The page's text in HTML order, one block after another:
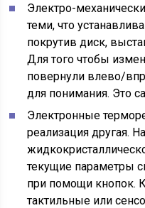
Электро-
теми, что
покрутив диск,
Для того чтобы
повернули влево/
для понимания. Это
Электронные
реализация другая.
текущие параметры
при помощи кнопок.
тактильные или